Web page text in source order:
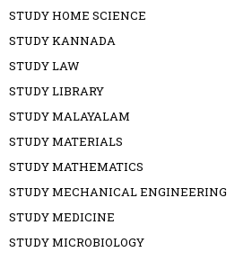
STUDY HOME SCIENCE
STUDY KANNADA
STUDY LAW
STUDY LIBRARY
STUDY MALAYALAM
STUDY MATERIALS
STUDY MATHEMATICS
STUDY MECHANICAL ENGINEERING
STUDY MEDICINE
STUDY MICROBIOLOGY